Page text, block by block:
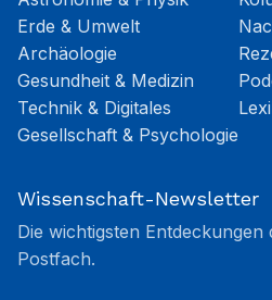
Erde & Umwelt
Archäologie
Gesundheit & Medizin
Technik & Digitales
Gesellschaft & Psychologie
Wissenschaft-Newsletter
Die wichtigsten
Postfach.